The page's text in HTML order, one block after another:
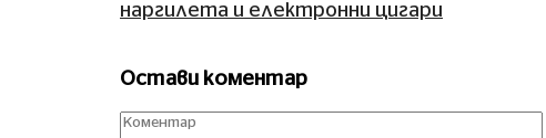
наргилета и електронни цигари
Остави коментар